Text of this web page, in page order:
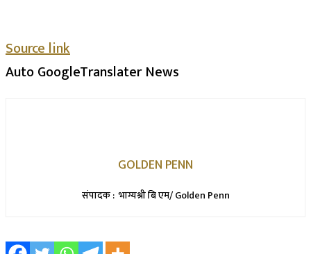
Source link
Auto GoogleTranslater News
GOLDEN PENN
संपादक : भाग्यश्री बि एम/ Golden Penn